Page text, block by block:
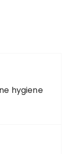
hygiene